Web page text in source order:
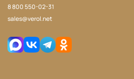
8 800 550-02-31
sales@verol.net